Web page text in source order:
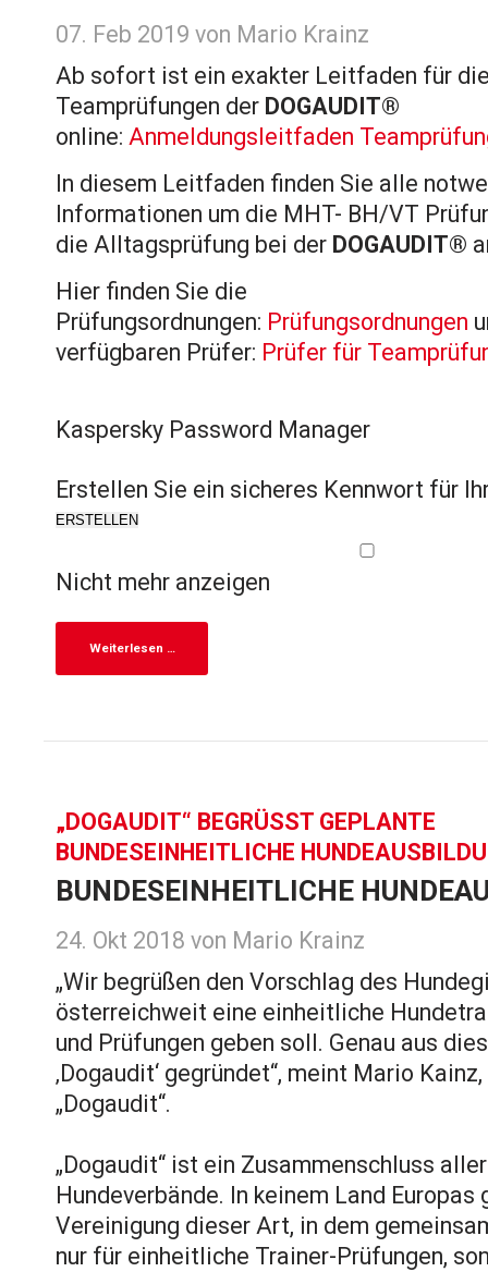
07. Feb 2019 von Mario Krainz
Ab sofort ist ein exakter Leitfaden für
Teamprüfungen der DOGAUDIT®
online: Anmeldungsleitfaden
In diesem Leitfaden finden Sie alle
Informationen um die MHT- BH/VT
die Alltagsprüfung bei der DOGAUDIT®
Hier finden Sie die
Prüfungsordnungen: Prüfungsordnungen
verfügbaren Prüfer: Prüfer für
Kaspersky Password Manager
Erstellen Sie ein sicheres Kennwort für
ERSTELLEN
Nicht mehr anzeigen
Weiterlesen …
„DOGAUDIT“ BEGRÜSST GEPLANTE B
UNDESEINHEITLICHE
BUNDESEINHEITLICHE
24. Okt 2018 von Mario Krainz
„Wir begrüßen den Vorschlag des
österreichweit eine einheitliche
und Prüfungen geben soll. Genau aus
‚Dogaudit‘ gegründet“, meint Mario
„Dogaudit“.
„Dogaudit“ ist ein Zusammenschluss
Hundeverbände. In keinem Land Europas
Vereinigung dieser Art, in dem
nur für einheitliche Trainer-Prüfungen,